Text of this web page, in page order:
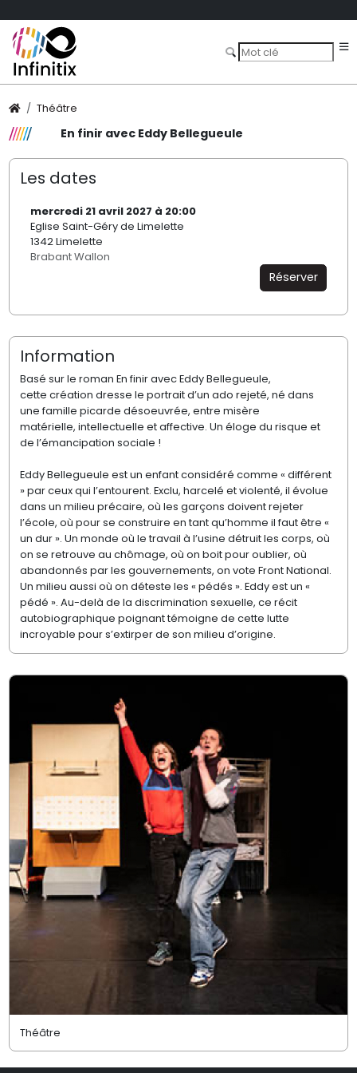
Théâtre
En finir avec Eddy Bellegueule
Les dates
mercredi 21 avril 2027 à 20:00
Eglise Saint-Géry de Limelette
1342 Limelette
Brabant Wallon
Réserver
Information
Basé sur le roman En finir avec Eddy Bellegueule,
cette création dresse le portrait d’un ado rejeté, né dans
une famille picarde désoeuvrée, entre misère
matérielle, intellectuelle et affective. Un éloge du risque et
de l’émancipation sociale !
Eddy Bellegueule est un enfant considéré comme « différent
» par ceux qui l’entourent. Exclu, harcelé et violenté, il évolue
dans un milieu précaire, où les garçons doivent rejeter
l’école, où pour se construire en tant qu’homme il faut être «
un dur ». Un monde où le travail à l’usine détruit les corps, où
on se retrouve au chômage, où on boit pour oublier, où
abandonnés par les gouvernements, on vote Front National.
Un milieu aussi où on déteste les « pédés ». Eddy est un «
pédé ». Au-delà de la discrimination sexuelle, ce récit
autobiographique poignant témoigne de cette lutte
incroyable pour s’extirper de son milieu d’origine.
Théâtre